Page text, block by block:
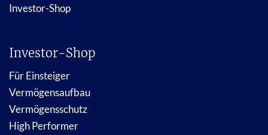
Investor-Shop
Investor-Shop
Für Einsteiger
Vermögensaufbau
Vermögensschutz
High Performer